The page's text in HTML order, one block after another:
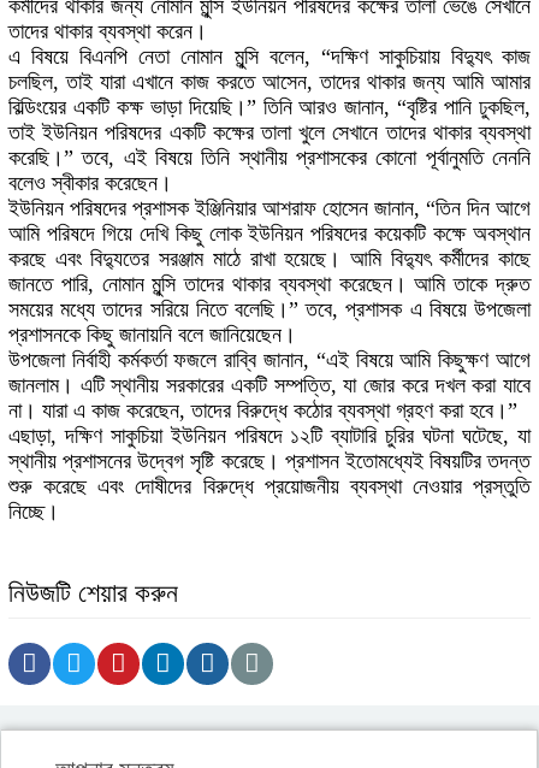
কর্মীদের থাকার জন্য নোমান মুন্সি ইউনিয়ন পরিষদের কক্ষের তালা ভেঙে সেখানে
তাদের থাকার ব্যবস্থা করেন।
এ বিষয়ে বিএনপি নেতা নোমান মুন্সি বলেন, “দক্ষিণ সাকুচিয়ায় বিদ্যুৎ কাজ
চলছিল, তাই যারা এখানে কাজ করতে আসেন, তাদের থাকার জন্য আমি আমার
বিল্ডিংয়ের একটি কক্ষ ভাড়া দিয়েছি।” তিনি আরও জানান, “বৃষ্টির পানি ঢুকছিল,
তাই ইউনিয়ন পরিষদের একটি কক্ষের তালা খুলে সেখানে তাদের থাকার ব্যবস্থা
করেছি।” তবে, এই বিষয়ে তিনি স্থানীয় প্রশাসকের কোনো পূর্বানুমতি নেননি
বলেও স্বীকার করেছেন।
ইউনিয়ন পরিষদের প্রশাসক ইঞ্জিনিয়ার আশরাফ হোসেন জানান, “তিন দিন আগে
আমি পরিষদে গিয়ে দেখি কিছু লোক ইউনিয়ন পরিষদের কয়েকটি কক্ষে অবস্থান
করছে এবং বিদ্যুতের সরঞ্জাম মাঠে রাখা হয়েছে। আমি বিদ্যুৎ কর্মীদের কাছে
জানতে পারি, নোমান মুন্সি তাদের থাকার ব্যবস্থা করেছেন। আমি তাকে দ্রুত
সময়ের মধ্যে তাদের সরিয়ে নিতে বলেছি।” তবে, প্রশাসক এ বিষয়ে উপজেলা
প্রশাসনকে কিছু জানায়নি বলে জানিয়েছেন।
উপজেলা নির্বাহী কর্মকর্তা ফজলে রাব্বি জানান, “এই বিষয়ে আমি কিছুক্ষণ আগে
জানলাম। এটি স্থানীয় সরকারের একটি সম্পত্তি, যা জোর করে দখল করা যাবে
না। যারা এ কাজ করেছেন, তাদের বিরুদ্ধে কঠোর ব্যবস্থা গ্রহণ করা হবে।”
এছাড়া, দক্ষিণ সাকুচিয়া ইউনিয়ন পরিষদে ১২টি ব্যাটারি চুরির ঘটনা ঘটেছে, যা
স্থানীয় প্রশাসনের উদ্বেগ সৃষ্টি করেছে। প্রশাসন ইতোমধ্যেই বিষয়টির তদন্ত
শুরু করেছে এবং দোষীদের বিরুদ্ধে প্রয়োজনীয় ব্যবস্থা নেওয়ার প্রস্তুতি
নিচ্ছে।
নিউজটি শেয়ার করুন